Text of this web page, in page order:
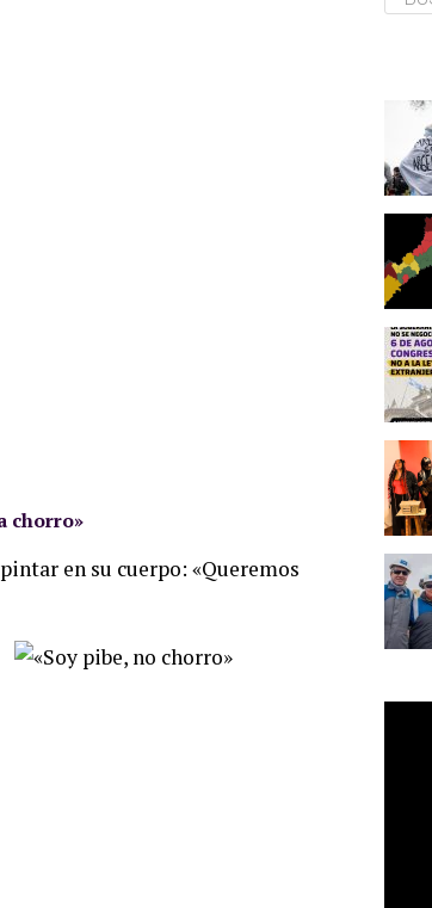
chorro»
en su cuerpo: «Queremos